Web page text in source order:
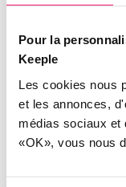
Pour la
Keeple
Les cookies nous
et les annonces,
médias sociaux et
«OK», vous nous
points de
données
et facilitent la
En détaillant
contribuez à
reflète